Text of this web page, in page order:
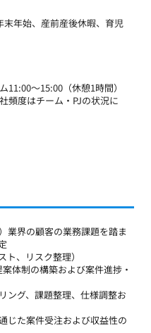
業界の顧客の業務課題を踏ま
ト、リスク整理）
体制の構築および案件進捗・
ング、課題整理、仕様調整お
じた案件受注および収益性の
年始、産前産後休暇、育児
～15:00（休憩1時間）
頻度はチーム・PJの状況に